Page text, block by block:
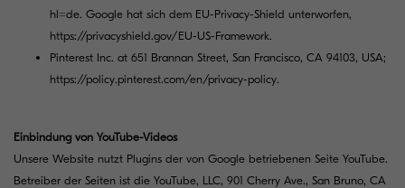
hl=de. Google hat sich dem EU-Privacy-Shield unterworfen,
https://privacyshield.gov/EU-US-Framework.
Pinterest Inc. at 651 Brannan Street, San Francisco, CA 94103, USA;
https://policy.pinterest.com/en/privacy-policy.
Einbindung von YouTube-Videos
Unsere Website nutzt Plugins der von Google betriebenen Seite YouTube.
Betreiber der Seiten ist die YouTube, LLC, 901 Cherry Ave., San Bruno, CA